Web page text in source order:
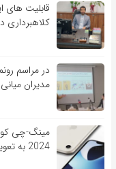
قابلیت ‏های
کلاهبرداری
در مراسم
مدیران
2024 به تعویق می‌اندازد